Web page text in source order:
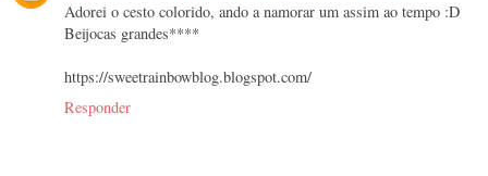
Adorei o cesto colorido, ando a namorar um assim ao tempo :D
Beijocas grandes****
https://sweetrainbowblog.blogspot.com/
Responder